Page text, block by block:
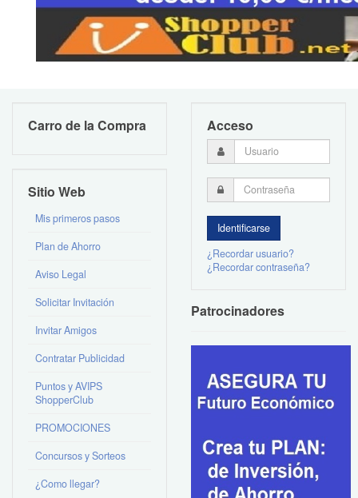
Carro de la Compra
Sitio Web
Mis primeros pasos
Plan de Ahorro
Aviso Legal
Solicitar Invitación
Invitar Amigos
Contratar Publicidad
Puntos y AVIPS
ShopperClub
PROMOCIONES
Concursos y Sorteos
¿Como llegar?
Acceso
¿Recordar usuario?
¿Recordar contraseña?
Patrocinadores